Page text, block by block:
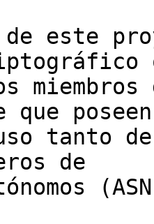
este
miembros
que
tanto
de